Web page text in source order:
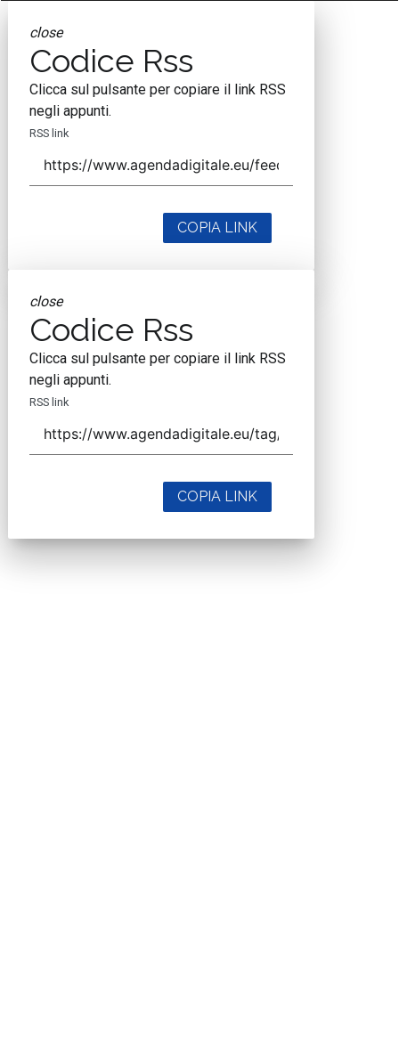
close
Codice Rss
Clicca sul pulsante per copiare il link RSS
negli appunti.
RSS link
COPIA LINK
close
Codice Rss
Clicca sul pulsante per copiare il link RSS
negli appunti.
RSS link
COPIA LINK